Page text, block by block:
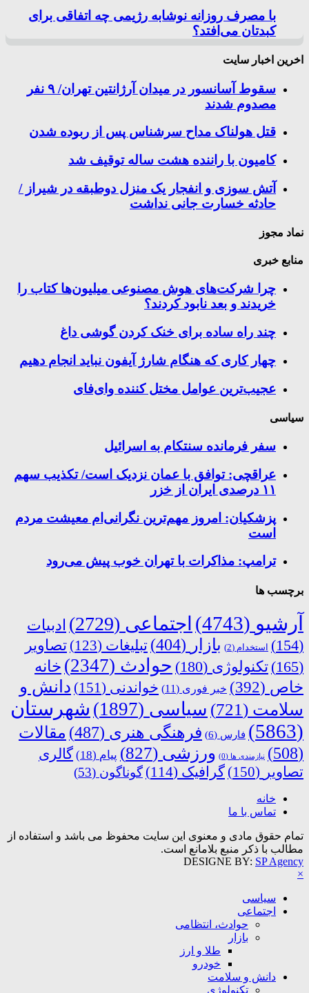
با مصرف روزانه نوشابه رژیمی چه اتفاقی برای
کبدتان می‌افتد؟
اخرین اخبار سایت
سقوط آسانسور در میدان آرژانتین تهران/ ۹ نفر
مصدوم شدند
قتل هولناک مداح سرشناس پس از ربوده شدن
کامیون با راننده هشت ساله توقیف شد
آتش سوزی و انفجار یک منزل دوطبقه در شیراز /
حادثه خسارت جانی نداشت
نماد مجوز
منابع خبری
چرا شرکت‌های هوش مصنوعی میلیون‌ها کتاب را
خریدند و بعد نابود کردند؟
چند راه‌ ساده برای خنک کردن گوشی داغ
چهار کاری که هنگام شارژ آیفون نباید انجام دهیم
عجیب‌ترین عوامل مختل کننده وای‌فای
سیاسی
سفر فرمانده سنتکام به اسرائیل
عراقچی: توافق با عمان نزدیک است/ تکذیب سهم
۱۱ درصدی ایران از خزر
پزشکیان: امروز مهم‌ترین نگرانی‌ام معیشت مردم
است
ترامپ: مذاکرات با تهران خوب پیش می‌رود
برچسب ها
آرشیو (4743) اجتماعی (2729)
ادبیات
(154)
استخدام (2) بازار (404) تبلیغات (123)
تصاویر
(165)
تکنولوژی (180) حوادث (2347)
خانه
خاص (392) خبر فوری (11) خواندنی (151)
دانش و
سلامت (721) سیاسی (1897)
شهرستان
(5863)
فارس (6) فرهنگی هنری (487)
مقالات
(508)
نیازمندی ها (0) ورزشی (827) پیام (18)
گالری
تصاویر (150) گرافیک (114) گوناگون (53)
خانه
تماس با ما
تمام حقوق مادی و معنوی این سایت محفوظ می باشد و استفاده از
مطالب با ذکر منبع بلامانع است.
DESIGNE BY: SP Agency
×
سیاسی
اجتماعی
حوادث، انتظامی
بازار
طلا و ارز
خودرو
دانش و سلامت
تکنولوژی